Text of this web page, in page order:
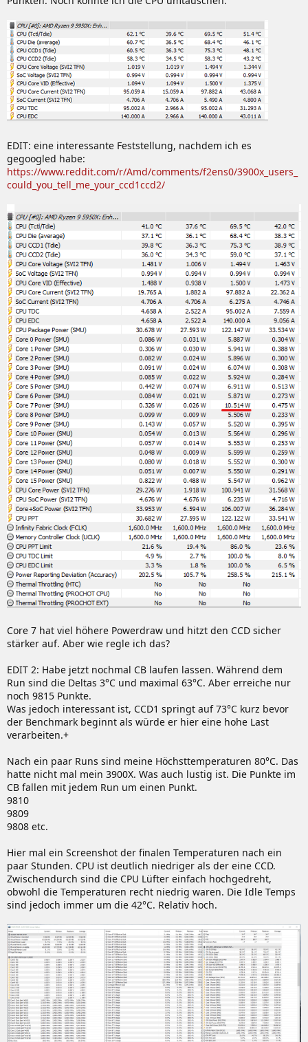
EDIT: eine interessante Feststellung, nachdem ich es
gegoogled habe:
https://www.reddit.com/r/Amd/comments/f2ens0/3900x_users_
could_you_tell_me_your_ccd1ccd2/
Core 7 hat viel höhere Powerdraw und hitzt den CCD sicher
stärker auf. Aber wie regle ich das?
EDIT 2: Habe jetzt nochmal CB laufen lassen. Während dem
Run sind die Deltas 3°C und maximal 63°C. Aber erreiche nur
noch 9815 Punkte.
Was jedoch interessant ist, CCD1 springt auf 73°C kurz bevor
der Benchmark beginnt als würde er hier eine hohe Last
verarbeiten.+
Nach ein paar Runs sind meine Höchsttemperaturen 80°C. Das
hatte nicht mal mein 3900X. Was auch lustig ist. Die Punkte im
CB fallen mit jedem Run um einen Punkt.
9810
9809
9808 etc.
Hier mal ein Screenshot der finalen Temperaturen nach ein
paar Stunden. CPU ist deutlich niedriger als der eine CCD.
Zwischendurch sind die CPU Lüfter einfach hochgedreht,
obwohl die Temperaturen recht niedrig waren. Die Idle Temps
sind jedoch immer um die 42°C. Relativ hoch.